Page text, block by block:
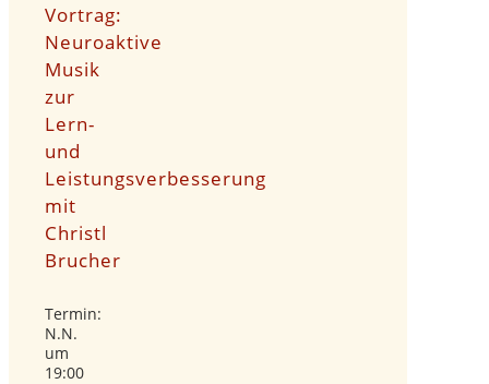
Vortrag:
Neuroaktive
Musik
zur
Lern-
und
Leistungsverbesserung
mit
Christl
Brucher
Termin:
N.N.
um
19:00